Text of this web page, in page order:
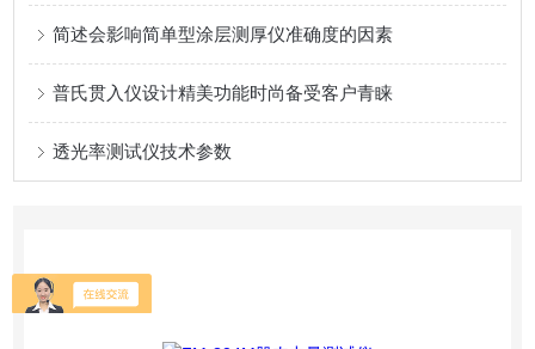
简述会影响简单型涂层测厚仪准确度的因素
普氏贯入仪设计精美功能时尚备受客户青睐
透光率测试仪技术参数